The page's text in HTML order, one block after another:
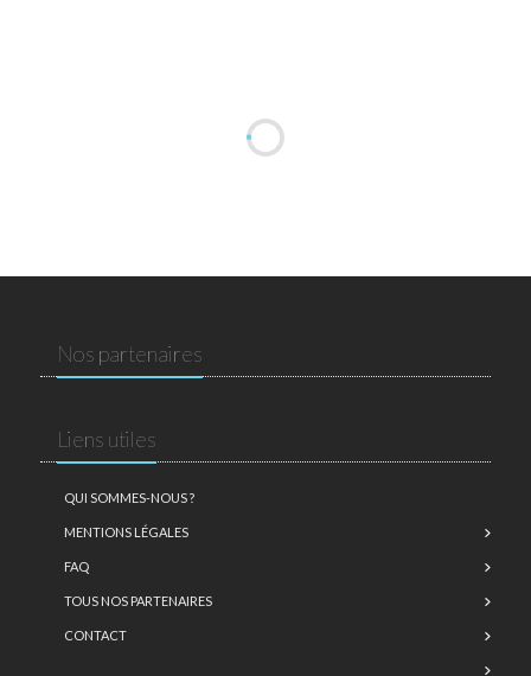
Nos partenaires
Liens utiles
QUI SOMMES-NOUS ?
MENTIONS LÉGALES
FAQ
TOUS NOS PARTENAIRES
CONTACT